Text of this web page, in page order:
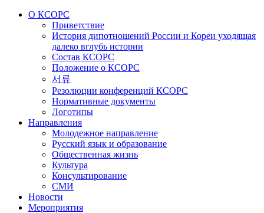
О КСОРС
Приветствие
История дипотношений России и Кореи уходящая
далеко вглубь истории
Состав КСОРС
Положение о КСОРС
서류
Резолюции конференций КСОРС
Нормативные документы
Логотипы
Направления
Молодежное направление
Русский язык и образование
Общественная жизнь
Культура
Консультирование
СМИ
Новости
Мероприятия